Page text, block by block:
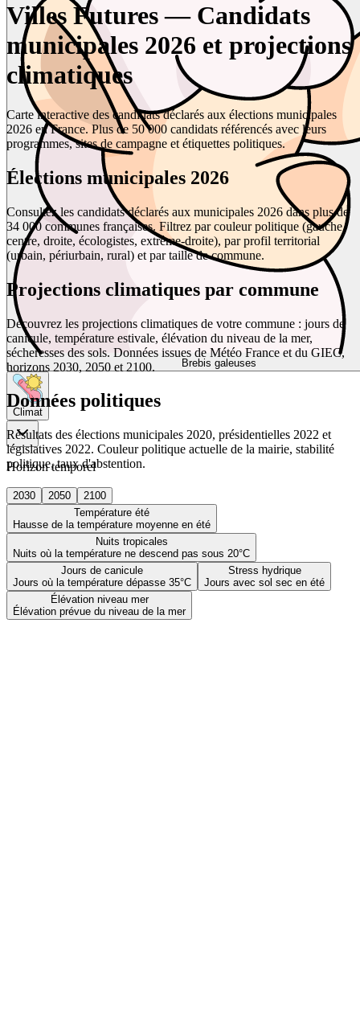
Brebis galeuses
Climat
Horizon temporel
2030 2050
2100
Température été
Hausse de la température moyenne en été
Nuits tropicales
Nuits où la température ne descend pas sous 20°C
Jours de canicule
Jours où la température dépasse 35°C
Stress hydrique
Jours avec sol sec en été
Élévation niveau mer
Élévation prévue du niveau de la mer
Villes Futures — Candidats
municipales 2026 et projections
climatiques
Carte interactive des candidats déclarés aux élections municipales
2026 en France. Plus de 50 000 candidats référencés avec leurs
programmes, sites de campagne et étiquettes politiques.
Élections municipales 2026
Consultez les candidats déclarés aux municipales 2026 dans plus de
34 000 communes françaises. Filtrez par couleur politique (gauche,
centre, droite, écologistes, extrême-droite), par profil territorial
(urbain, périurbain, rural) et par taille de commune.
Projections climatiques par commune
Découvrez les projections climatiques de votre commune : jours de
canicule, température estivale, élévation du niveau de la mer,
sécheresses des sols. Données issues de Météo France et du GIEC,
horizons 2030, 2050 et 2100.
Données politiques
Résultats des élections municipales 2020, présidentielles 2022 et
législatives 2022. Couleur politique actuelle de la mairie, stabilité
politique, taux d'abstention.